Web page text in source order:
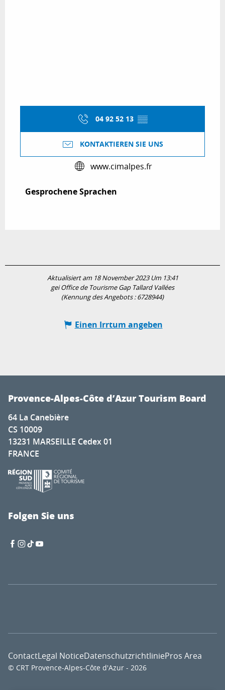
04 92 52 13 ▒▒
KONTAKTIEREN SIE UNS
www.cimalpes.fr
Gesprochene Sprachen
Gesprochene Sprachen
Aktualisiert am 18 November 2023 Um 13:41
gei Office de Tourisme Gap Tallard Vallées
(Kennung des Angebots :6728944)
Einen Irrtum angeben
Provence-Alpes-Côte d’Azur Tourism Board
64 La Canebière
CS 10009
13231 MARSEILLE Cedex 01
FRANCE
Folgen Sie uns
© CRT Provence-Alpes-Côte d'Azur - 2026
ContactLegal NoticeDatenschutzrichtliniePros Area